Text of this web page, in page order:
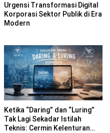
Urgensi Transformasi Digital
Korporasi Sektor Publik di Era
Modern
Ketika “Daring” dan “Luring”
Tak Lagi Sekadar Istilah
Teknis: Cermin Kelenturan